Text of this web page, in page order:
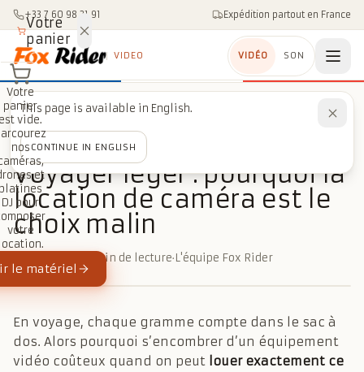
Aller au contenu
+33 7 60 98 21 91 Expédition partout en France
VIDEO VIDÉO SON
Accueil/Blog/ Voyage/
VOYAGE
Voyager léger : pourquoi la
location de caméra est le
choix malin
3 min de lecture·L'équipe Fox Rider
En voyage, chaque gramme compte dans le sac à
dos. Alors pourquoi s’encombrer d’un équipement
vidéo coûteux quand on peut louer exactement ce
Votre
panier
Votre
panier
vide.
nos
et
DJ pour
votre
le matériel
This page is available in English.
CONTINUE IN ENGLISH